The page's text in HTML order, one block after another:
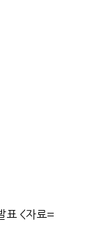
표 <자료=